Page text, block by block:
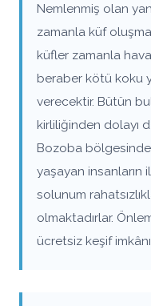
Nemlenmiş olan
zamanla küf
küfler zamanla
beraber kötü koku
verecektir. Bütün
kirliliğinden dolayı
Bozoba
yaşayan
solunum
olmaktadırlar.
ücretsiz keşif